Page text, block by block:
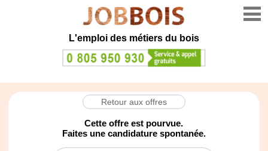
L'emploi des métiers du bois
Retour aux offres
Cette offre est pourvue.
Faites une candidature spontanée.